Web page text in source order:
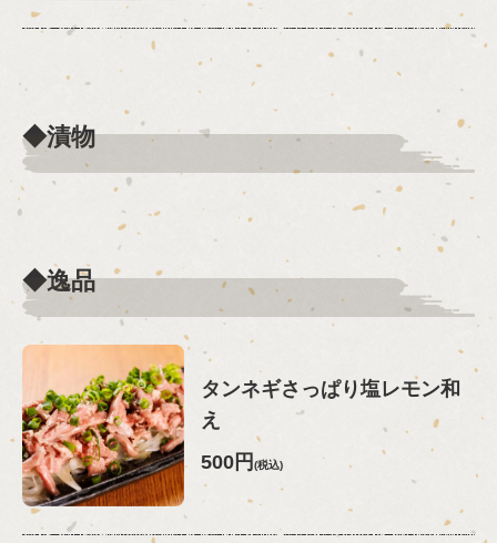
◆漬物
◆逸品
タンネギさっぱり塩レモン和
え
500円(税込)